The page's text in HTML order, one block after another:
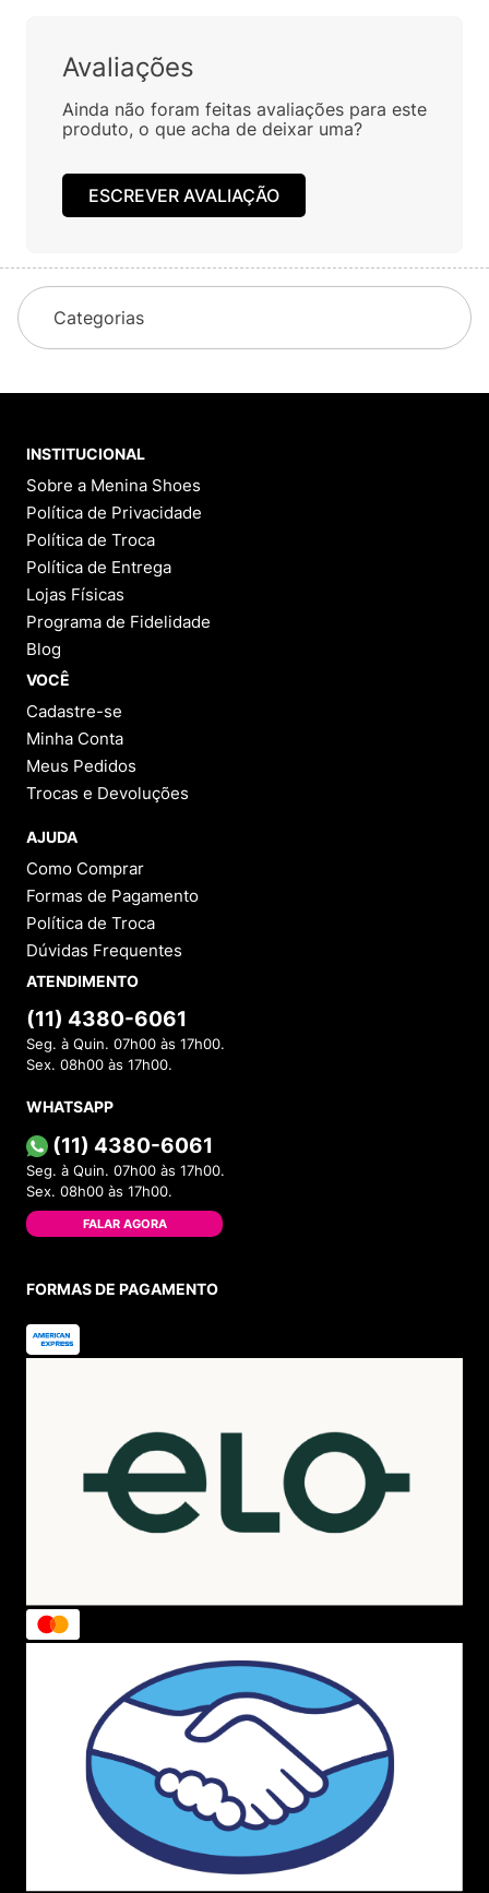
Avaliações
Ainda não foram feitas avaliações para este
produto, o que acha de deixar uma?
ESCREVER AVALIAÇÃO
Categorias
INSTITUCIONAL
Sobre a Menina Shoes
Política de Privacidade
Política de Troca
Política de Entrega
Lojas Físicas
Programa de Fidelidade
Blog
VOCÊ
Cadastre-se
Minha Conta
Meus Pedidos
Trocas e Devoluções
AJUDA
Como Comprar
Formas de Pagamento
Política de Troca
Dúvidas Frequentes
ATENDIMENTO
(11) 4380-6061
Seg. à Quin. 07h00 às 17h00.
Sex. 08h00 às 17h00.
WHATSAPP
(11) 4380-6061
Seg. à Quin. 07h00 às 17h00.
Sex. 08h00 às 17h00.
FALAR AGORA
FORMAS DE PAGAMENTO